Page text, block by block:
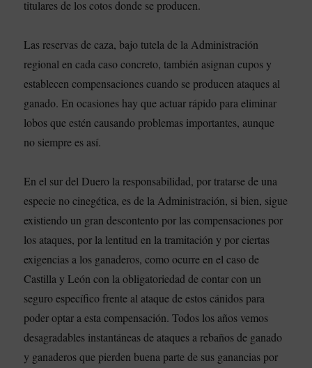
titulares de los cotos donde se producen.
Las reservas de caza, bajo tutela de la Administración
regional en cada caso concreto, también asignan cupos y
establecen compensaciones cuando se producen ataques al
ganado. En ocasiones hay que actuar rápido para eliminar
lobos que estén causando problemas importantes, aunque
no siempre es así.
En el sur del Duero la responsabilidad, por tratarse de una
especie no cinegética, es de la Administración, si bien, sigue
existiendo un gran descontento por las compensaciones por
los ataques, por la lentitud en la tramitación y por ciertas
exigencias a los ganaderos, como ocurre en el caso de
Castilla y León con la obligatoriedad de contar con un
seguro específico frente al ataque de estos cánidos para
poder optar a esta compensación. Todos los años vemos
desagradables instantáneas de ataques a rebaños de ganado
y ganaderos que pierden buena parte de sus ganancias por